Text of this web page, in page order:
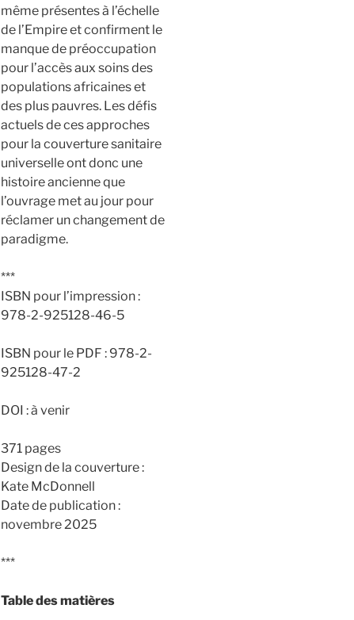
même présentes à l’échelle
de l’Empire et confirment le
manque de préoccupation
pour l’accès aux soins des
populations africaines et
des plus pauvres. Les défis
actuels de ces approches
pour la couverture sanitaire
universelle ont donc une
histoire ancienne que
l’ouvrage met au jour pour
réclamer un changement de
paradigme.
***
ISBN pour l’impression :
978-2-925128-46-5
ISBN pour le PDF : 978-2-
925128-47-2
DOI : à venir
371 pages
Design de la couverture :
Kate McDonnell
Date de publication :
novembre 2025
***
Table des matières